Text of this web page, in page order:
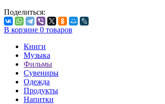
Поделиться:
В корзине 0 товаров
Книги
Музыка
Фильмы
Сувениры
Одежда
Продукты
Напитки